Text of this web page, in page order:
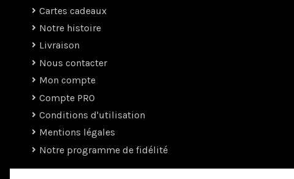
Cartes cadeaux
Notre histoire
Livraison
Nous contacter
Mon compte
Compte PRO
Conditions d'utilisation
Mentions légales
Notre programme de fidélité